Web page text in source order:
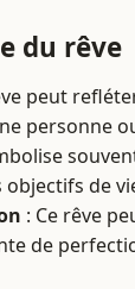
du rêve
peut
personne
de
: Ce rêve
de